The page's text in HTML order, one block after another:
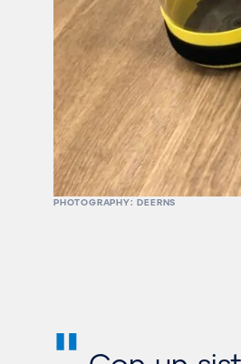
PHOTOGRAPHY: DEERNS